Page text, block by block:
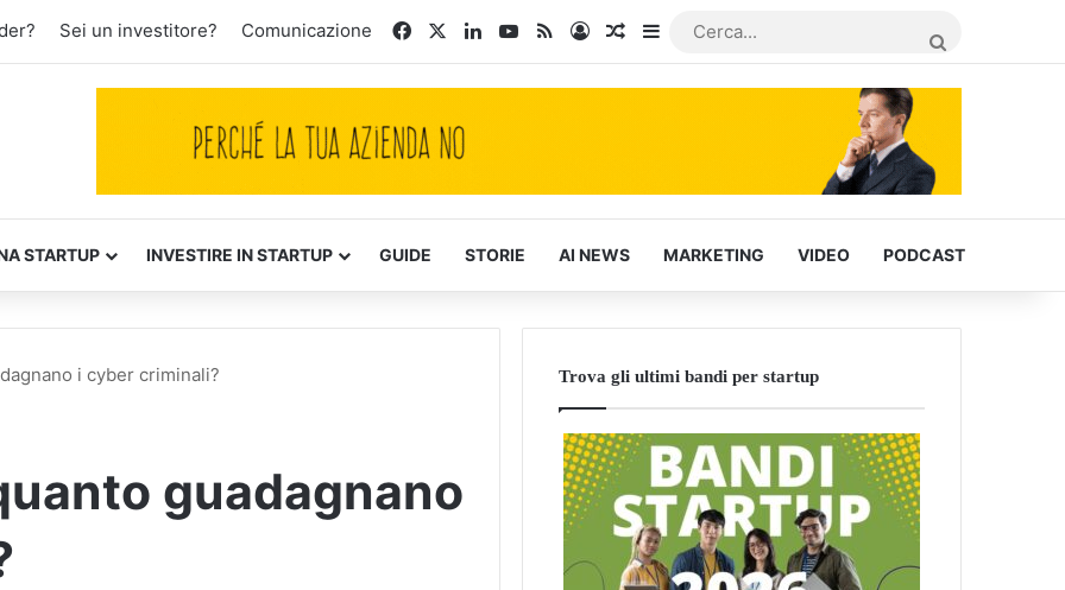
Sei un investitore? Comunicazione FacebookLinkedInYou Tube
RSSAccediArticoli Casuali
Barra laterale
STARTUP INVESTIRE IN STARTUP GUIDE STORIE AI NEWS MARKETING VIDEO PODCAST
i cyber criminali?
guadagnano
Trova gli ultimi bandi per startup